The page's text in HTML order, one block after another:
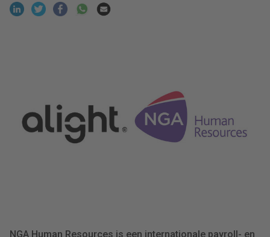
NGA Human Resources is een internationale payroll- en